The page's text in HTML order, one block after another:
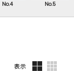
No.4 No.5
表示